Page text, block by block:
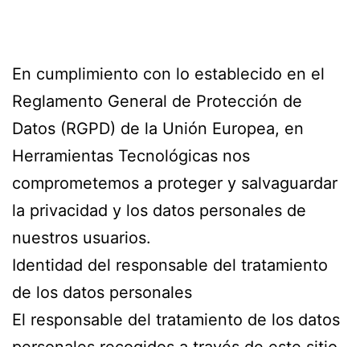
En cumplimiento con lo establecido en el
Reglamento General de Protección de
Datos (RGPD) de la Unión Europea, en
Herramientas Tecnológicas nos
comprometemos a proteger y salvaguardar
la privacidad y los datos personales de
nuestros usuarios.
Identidad del responsable del tratamiento
de los datos personales
El responsable del tratamiento de los datos